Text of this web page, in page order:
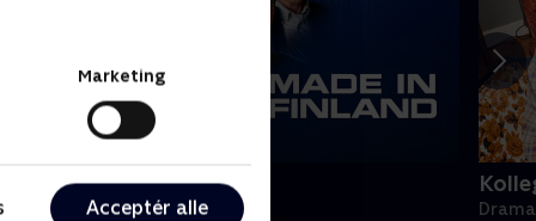
Marketing
Acceptér alle
Made in Finland
• 1 sæsoner